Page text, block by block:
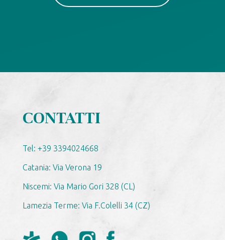
CONTATTI
Tel: +39 3394024668
Catania: Via Verona 19
Niscemi: Via Mario Gori 328 (CL)
Lamezia Terme: Via F.Colelli 34 (CZ)